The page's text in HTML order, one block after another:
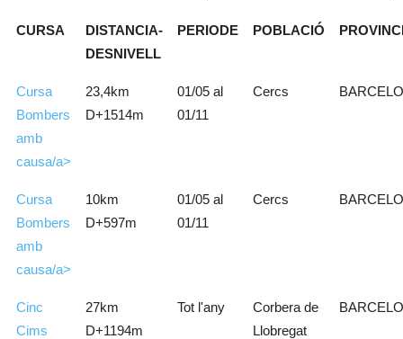
CURSA
DISTANCIA-
DESNIVELL
PERIODE POBLACIÓ
Cursa
Bombers
amb
causa/a>
23,4km
D+1514m
01/05 al
01/11
Cercs
Cursa
Bombers
amb
causa/a>
10km
D+597m
01/05 al
01/11
Cercs
Cinc
Cims
27km
D+1194m
Tot l'any
Corbera de
Llobregat